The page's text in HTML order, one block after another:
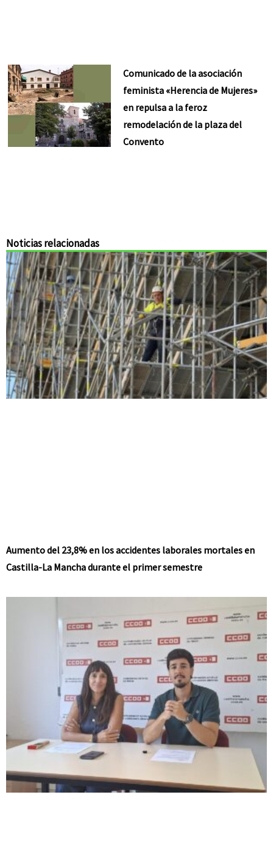
Comunicado de la asociación
feminista «Herencia de Mujeres»
en repulsa a la feroz
remodelación de la plaza del
Convento
Noticias relacionadas
Aumento del 23,8% en los accidentes laborales mortales en
Castilla-La Mancha durante el primer semestre